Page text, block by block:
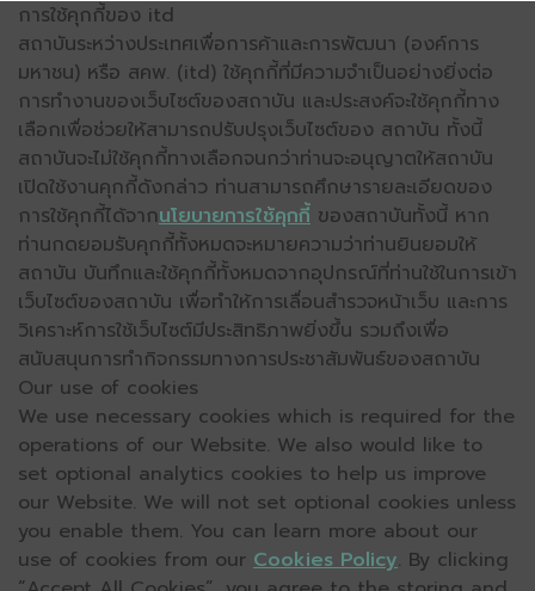
การใช้คุกกี้ของ itd
สถาบันระหว่างประเทศเพื่อการค้าและการพัฒนา (องค์การ
มหาชน) หรือ สคพ. (itd) ใช้คุกกี้ที่มีความจำเป็นอย่างยิ่งต่อ
การทำงานของเว็บไซต์ของสถาบัน และประสงค์จะใช้คุกกี้ทาง
เลือกเพื่อช่วยให้สามารถปรับปรุงเว็บไซต์ของ สถาบัน ทั้งนี้
สถาบันจะไม่ใช้คุกกี้ทางเลือกจนกว่าท่านจะอนุญาตให้สถาบัน
เปิดใช้งานคุกกี้ดังกล่าว ท่านสามารถศึกษารายละเอียดของ
การใช้คุกกี้ได้จากนโยบายการใช้คุกกี้ ของสถาบันทั้งนี้ หาก
ท่านกดยอมรับคุกกี้ทั้งหมดจะหมายความว่าท่านยินยอมให้
สถาบัน บันทึกและใช้คุกกี้ทั้งหมดจากอุปกรณ์ที่ท่านใช้ในการเข้า
เว็บไซต์ของสถาบัน เพื่อทำให้การเลื่อนสำรวจหน้าเว็บ และการ
วิเคราะห์การใช้เว็บไซต์มีประสิทธิภาพยิ่งขึ้น รวมถึงเพื่อ
สนับสนุนการทำกิจกรรมทางการประชาสัมพันธ์ของสถาบัน
Our use of cookies
We use necessary cookies which is required for the
operations of our Website. We also would like to
set optional analytics cookies to help us improve
our Website. We will not set optional cookies unless
you enable them. You can learn more about our
use of cookies from our Cookies Policy. By clicking